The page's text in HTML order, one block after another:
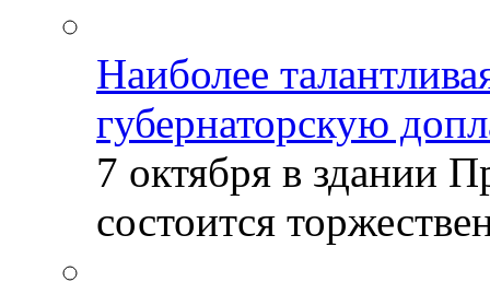
Наиболее
губернаторскую
7 октября в здании
состоится